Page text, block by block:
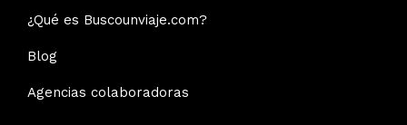
¿Qué es Buscounviaje.com?
Blog
Agencias colaboradoras